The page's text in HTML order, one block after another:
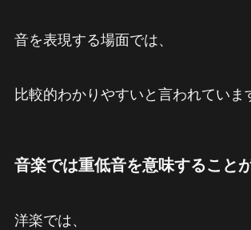
音を表現する場面では、
比較的わかりやすいと言われていま
音楽では重低音を意味すること
洋楽では、